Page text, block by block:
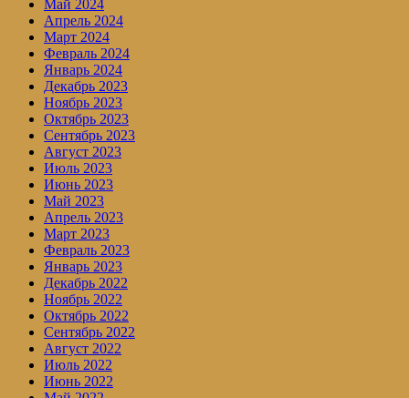
Май 2024
Апрель 2024
Март 2024
Февраль 2024
Январь 2024
Декабрь 2023
Ноябрь 2023
Октябрь 2023
Сентябрь 2023
Август 2023
Июль 2023
Июнь 2023
Май 2023
Апрель 2023
Март 2023
Февраль 2023
Январь 2023
Декабрь 2022
Ноябрь 2022
Октябрь 2022
Сентябрь 2022
Август 2022
Июль 2022
Июнь 2022